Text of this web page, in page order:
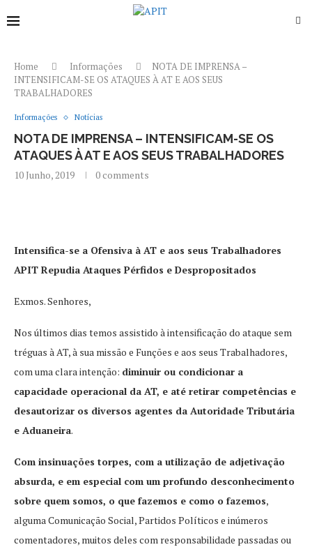
Home Informações
NOTA DE IMPRENSA –
INTENSIFICAM-SE OS ATAQUES À AT E AOS SEUS
TRABALHADORES
Informações Notícias
NOTA DE IMPRENSA – INTENSIFICAM-SE OS
ATAQUES À AT E AOS SEUS TRABALHADORES
10 Junho, 2019 0 comments
Intensifica-se a Ofensiva à AT e aos seus Trabalhadores
APIT Repudia Ataques Pérfidos e Despropositados
Exmos. Senhores,
Nos últimos dias temos assistido à intensificação do ataque sem
tréguas à AT, à sua missão e Funções e aos seus Trabalhadores,
com uma clara intenção: diminuir ou condicionar a
capacidade operacional da AT, e até retirar competências e
desautorizar os diversos agentes da Autoridade Tributária
e Aduaneira.
Com insinuações torpes, com a utilização de adjetivação
absurda, e em especial com um profundo desconhecimento
sobre quem somos, o que fazemos e como o fazemos,
alguma Comunicação Social, Partidos Políticos e inúmeros
comentadores, muitos deles com responsabilidade passadas ou